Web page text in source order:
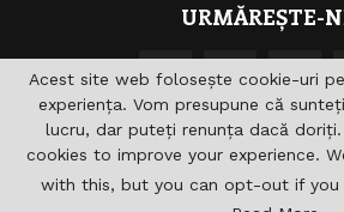
URMĂREȘTE-
@2021 - asiiromani.eu. Toate
Acest site web folosește cookie-uri
experiența. Vom presupune că
lucru, dar puteți renunța dacă
cookies to improve your experience.
with this, but you can opt-out if you